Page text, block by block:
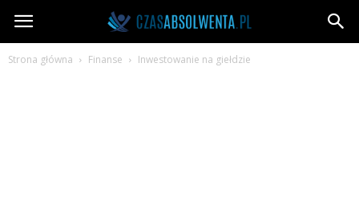
CzasAbsolwenta.pl
Strona główna Finanse Inwestowanie na giełdzie